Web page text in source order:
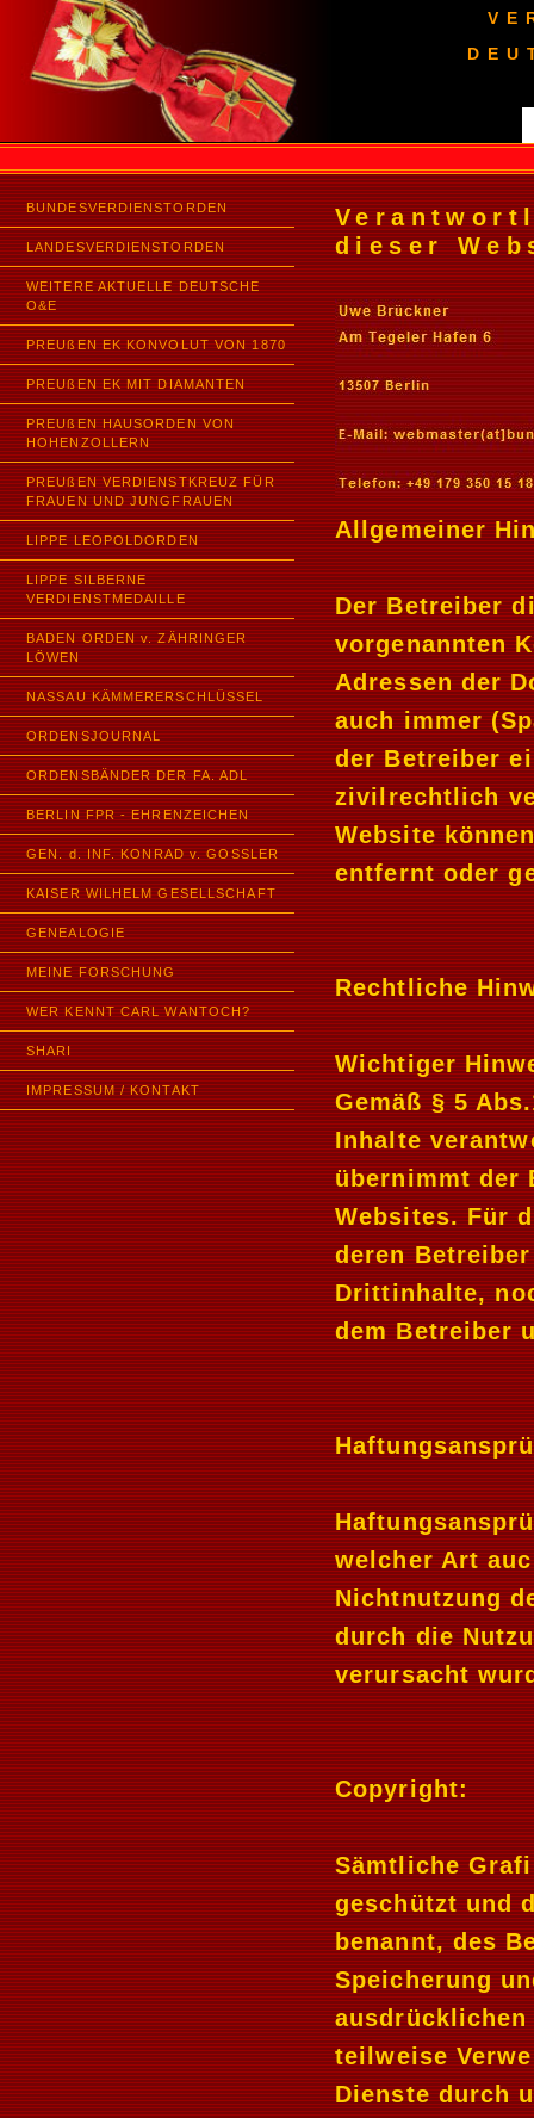
BUNDESVERDIENSTORDEN
LANDESVERDIENSTORDEN
WEITERE AKTUELLE DEUTSCHE
O&E
PREUßEN EK KONVOLUT VON 1870
PREUßEN EK MIT DIAMANTEN
PREUßEN HAUSORDEN VON
HOHENZOLLERN
PREUßEN VERDIENSTKREUZ FÜR
FRAUEN UND JUNGFRAUEN
LIPPE LEOPOLDORDEN
LIPPE SILBERNE
VERDIENSTMEDAILLE
BADEN ORDEN v. ZÄHRINGER
LÖWEN
NASSAU KÄMMERERSCHLÜSSEL
ORDENSJOURNAL
ORDENSBÄNDER DER FA. ADL
BERLIN FPR - EHRENZEICHEN
GEN. d. INF. KONRAD v. GOSSLER
KAISER WILHELM GESELLSCHAFT
GENEALOGIE
MEINE FORSCHUNG
WER KENNT CARL WANTOCH?
SHARI
IMPRESSUM / KONTAKT
dieser
Allgemeiner
Der Betreiber
vorgenannten
Adressen der
auch immer
der Betreiber
zivilrechtlich
Website
entfernt oder
Rechtliche
Wichtiger
Gemäß § 5
Inhalte
übernimmt der
Websites. Für
deren
Drittinhalte,
dem Betreiber
welcher Art
Nichtnutzung
durch die
verursacht
Copyright:
Sämtliche
geschützt und
benannt, des
Speicherung
teilweise
Dienste durch